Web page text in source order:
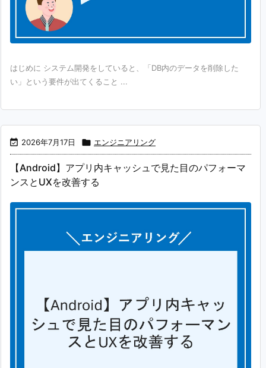
はじめに システム開発をしていると、「DB内のデータを削除した
い」という要件が出てくること ...
 2026年7月17日  エンジニアリング
【Android】アプリ内キャッシュで見た目のパフォーマ
ンスとUXを改善する